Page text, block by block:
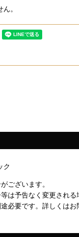
。
ク
ございます。
は予告なく変更される
必要です。詳しくはお